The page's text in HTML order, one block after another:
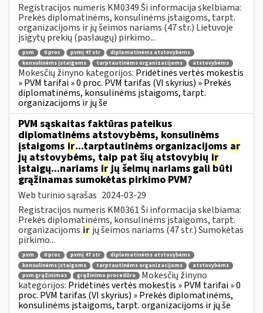
Registracijos numeris KM0349 Ši informacija skelbiama:
Prekės diplomatinėms, konsulinėms įstaigoms, tarpt.
organizacijoms ir jų šeimos nariams (47 str.) Lietuvoje
įsigytų prekių (paslaugų) pirkimo...
pvm 0 proc pvmį 47 str
diplomatinėms atstovybėms
konsulinėms įstaigoms
tarptautinėms organizacijoms atstovybėms
Mokesčių žinyno kategorijos: Pridėtinės vertės mokestis
» PVM tarifai » 0 proc. PVM tarifas (VI skyrius) » Prekės
diplomatinėms, konsulinėms įstaigoms, tarpt.
organizacijoms ir jų še
PVM sąskaitas faktūras pateikus
diplomatinėms atstovybėms, konsulinėms
įstaigoms ir...tarptautinėms organizacijoms ar
jų atstovybėms, taip pat šių atstovybių ir
įstaigų...nariams irjų šeimų nariams gali būti
grąžinamas sumokėtas pirkimo PVM?
Web turinio sąrašas 2024-03-29
Registracijos numeris KM0361 Ši informacija skelbiama:
Prekės diplomatinėms, konsulinėms įstaigoms, tarpt.
organizacijoms ir jų šeimos nariams (47 str.) Sumokėtas
pirkimo...
pvm 0 proc pvmį 47 str
diplomatinėms atstovybėms
konsulinėms įstaigoms
tarptautinėms organizacijoms
atstovybėms
pvm grąžinimas
grąžinimo procedūra
Mokesčių žinyno
kategorijos: Pridėtinės vertės mokestis » PVM tarifai » 0
proc. PVM tarifas (VI skyrius) » Prekės diplomatinėms,
konsulinėms įstaigoms, tarpt. organizacijoms ir jų še